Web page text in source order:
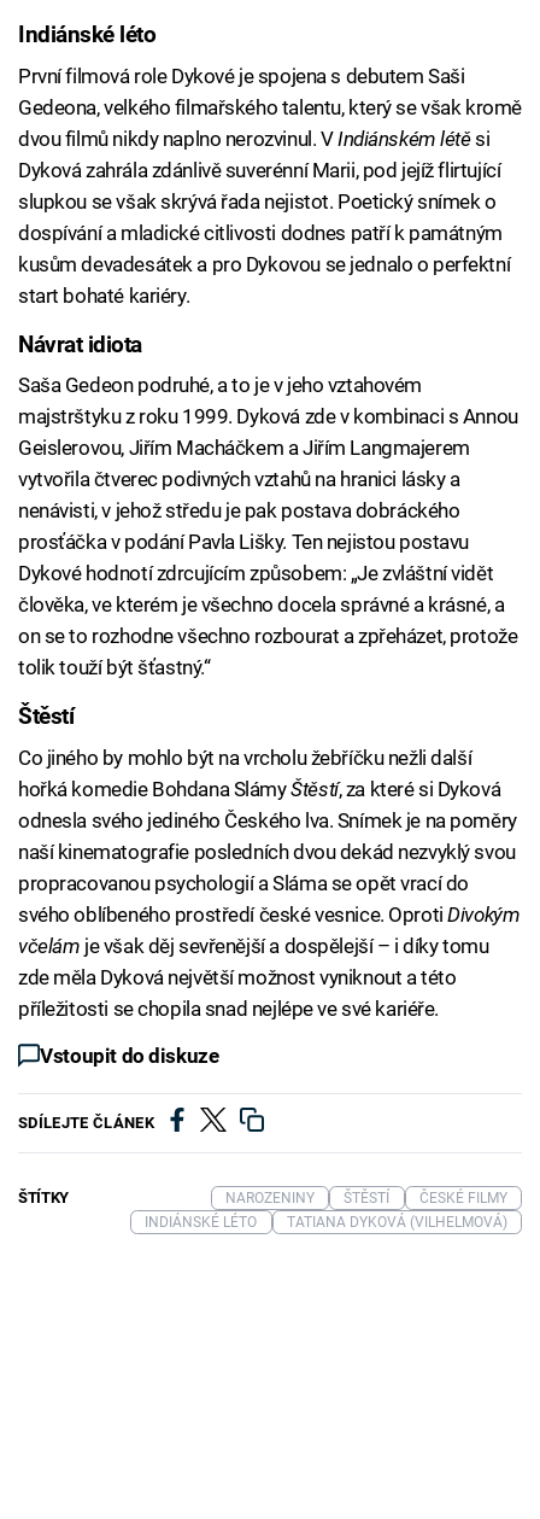
Indiánské léto
První filmová role Dykové je spojena s debutem Saši
Gedeona, velkého filmařského talentu, který se však kromě
dvou filmů nikdy naplno nerozvinul. VIndiánském létěsi
Dyková zahrála zdánlivě suverénní Marii, pod jejíž flirtující
slupkou se však skrývá řada nejistot. Poetický snímek o
dospívání a mladické citlivosti dodnes patří k památným
kusům devadesátek a pro Dykovou se jednalo o perfektní
start bohaté kariéry.
Návrat idiota
Saša Gedeon podruhé, a to je v jeho vztahovém
majstrštyku z roku 1999. Dyková zde v kombinaci s Annou
Geislerovou, Jiřím Macháčkem a Jiřím Langmajerem
vytvořila čtverec podivných vztahů na hranici lásky a
nenávisti, v jehož středu je pak postava dobráckého
prosťáčka v podání Pavla Lišky. Ten nejistou postavu
Dykové hodnotí zdrcujícím způsobem: „Je zvláštní vidět
člověka, ve kterém je všechno docela správné a krásné, a
on se to rozhodne všechno rozbourat a zpřeházet, protože
tolik touží být šťastný.“
Štěstí
Co jiného by mohlo být na vrcholu žebříčku nežli další
hořká komedie Bohdana SlámyŠtěstí, za které si Dyková
odnesla svého jediného Českého lva. Snímek je na poměry
naší kinematografie posledních dvou dekád nezvyklý svou
propracovanou psychologií a Sláma se opět vrací do
svého oblíbeného prostředí české vesnice. OprotiDivokým
včelám je však děj sevřenější a dospělejší – i díky tomu
zde měla Dyková největší možnost vyniknout a této
příležitosti se chopila snad nejlépe ve své kariéře.
Vstoupit do diskuze
SDÍLEJTE ČLÁNEK
ŠTÍTKY NAROZENINY ŠTĚSTÍ
ČESKÉ FILMY
INDIÁNSKÉ LÉTO
TATIANA DYKOVÁ (VILHELMOVÁ)